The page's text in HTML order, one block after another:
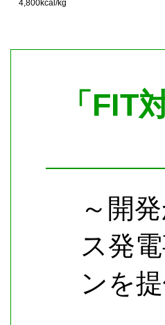
4,800kcal/kg
「FIT
～開
ス発
ンを